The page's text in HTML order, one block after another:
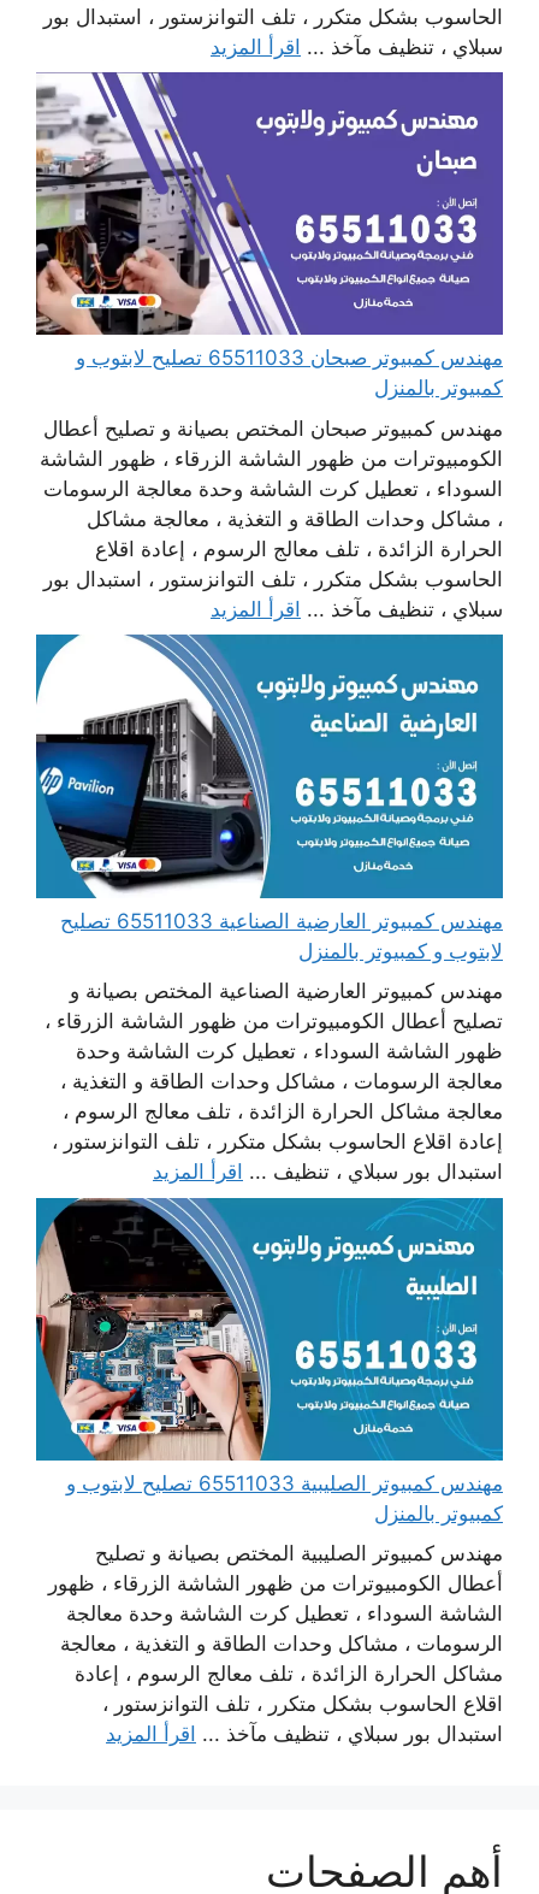
الحاسوب بشكل متكرر ، تلف التوانزستور ، استبدال بور
سبلاي ، تنظيف مآخذ ... اقرأ المزيد
مهندس كمبيوتر صبحان 65511033 تصليح لابتوب و
كمبيوتر بالمنزل
مهندس كمبيوتر صبحان المختص بصيانة و تصليح أعطال
الكومبيوترات من ظهور الشاشة الزرقاء ، ظهور الشاشة
السوداء ، تعطيل كرت الشاشة وحدة معالجة الرسومات
، مشاكل وحدات الطاقة و التغذية ، معالجة مشاكل
الحرارة الزائدة ، تلف معالج الرسوم ، إعادة اقلاع
الحاسوب بشكل متكرر ، تلف التوانزستور ، استبدال بور
سبلاي ، تنظيف مآخذ ... اقرأ المزيد
مهندس كمبيوتر العارضية الصناعية 65511033 تصليح
لابتوب و كمبيوتر بالمنزل
مهندس كمبيوتر العارضية الصناعية المختص بصيانة و
تصليح أعطال الكومبيوترات من ظهور الشاشة الزرقاء ،
ظهور الشاشة السوداء ، تعطيل كرت الشاشة وحدة
معالجة الرسومات ، مشاكل وحدات الطاقة و التغذية ،
معالجة مشاكل الحرارة الزائدة ، تلف معالج الرسوم ،
إعادة اقلاع الحاسوب بشكل متكرر ، تلف التوانزستور ،
استبدال بور سبلاي ، تنظيف ... اقرأ المزيد
مهندس كمبيوتر الصليبية 65511033 تصليح لابتوب و
كمبيوتر بالمنزل
مهندس كمبيوتر الصليبية المختص بصيانة و تصليح
أعطال الكومبيوترات من ظهور الشاشة الزرقاء ، ظهور
الشاشة السوداء ، تعطيل كرت الشاشة وحدة معالجة
الرسومات ، مشاكل وحدات الطاقة و التغذية ، معالجة
مشاكل الحرارة الزائدة ، تلف معالج الرسوم ، إعادة
اقلاع الحاسوب بشكل متكرر ، تلف التوانزستور ،
استبدال بور سبلاي ، تنظيف مآخذ ... اقرأ المزيد
أهم الصفحات